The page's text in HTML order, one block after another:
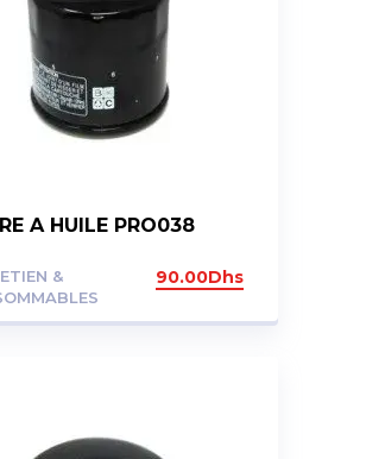
A HUILE PRO038
&
90.00Dhs